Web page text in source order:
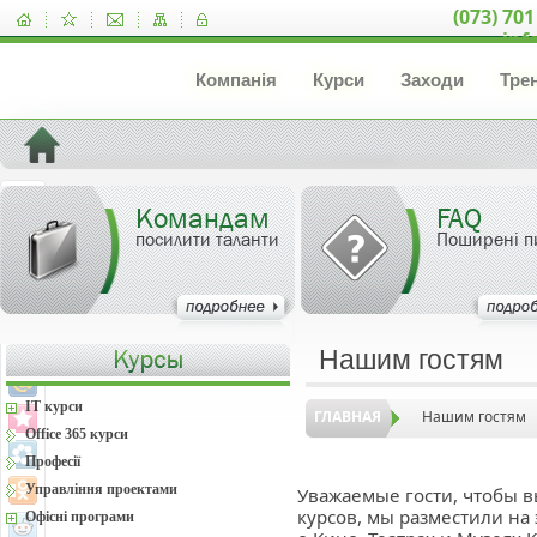
(073)
Компанія Курси Заходи
Командам
посилити таланти
FAQ
Поширені
Нашим гостям
ГЛАВНАЯ Нашим гостям
Уважаемые гости, чтобы
курсов, мы разместили
IT курси
Office 365 курси
Професії
Управління проектами
Офісні програми